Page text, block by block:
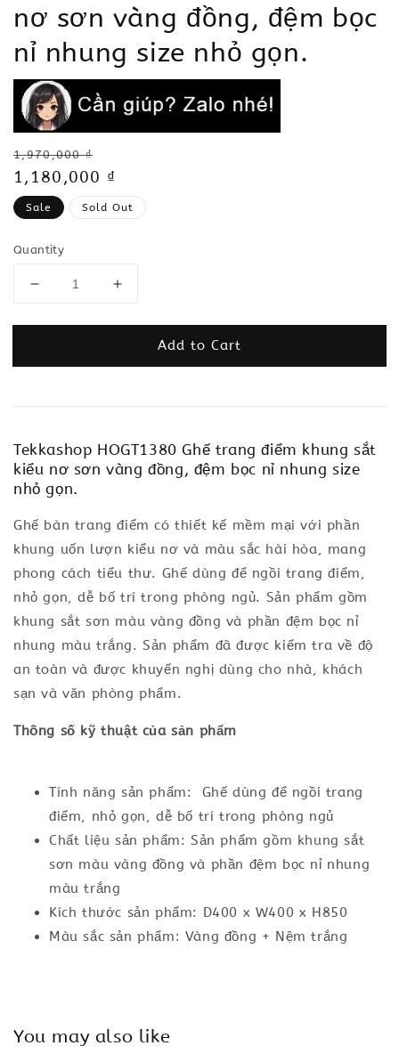
nơ sơn vàng đồng, đệm bọc
nỉ nhung size nhỏ gọn.
Regular
price
1,970,000 ₫
Sale
price
1,180,000 ₫
Sale Sold Out
Quantity
Add to Cart
Tekkashop HOGT1380 Ghế trang điểm khung sắt
kiểu nơ sơn vàng đồng, đệm bọc nỉ nhung size
nhỏ gọn.
Ghế bàn trang điểm có thiết kế mềm mại với phần
khung uốn lượn kiểu nơ và màu sắc hài hòa, mang
phong cách tiểu thư. Ghế dùng để ngồi trang điểm,
nhỏ gọn, dễ bố trí trong phòng ngủ. Sản phẩm gồm
khung sắt sơn màu vàng đồng và phần đệm bọc nỉ
nhung màu trắng. Sản phẩm đã được kiểm tra về độ
an toàn và được khuyến nghị dùng cho nhà, khách
sạn và văn phòng phẩm.
Thông số kỹ thuật của sản phẩm
Tính năng sản phẩm: Ghế dùng để ngồi trang
điểm, nhỏ gọn, dễ bố trí trong phòng ngủ
Chất liệu sản phẩm: Sản phẩm gồm khung sắt
sơn màu vàng đồng và phần đệm bọc nỉ nhung
màu trắng
Kích thước sản phẩm: D400 x W400 x H850
Màu sắc sản phẩm: Vàng đồng + Nệm trắng
You may also like